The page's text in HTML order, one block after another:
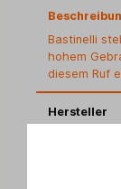
Bastinelli
hohem
diesem Ruf
Hersteller